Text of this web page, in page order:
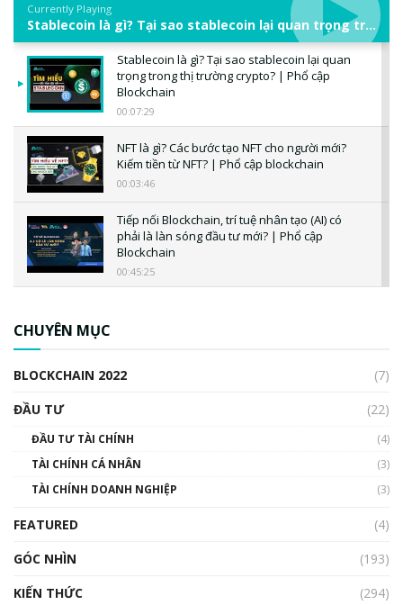
Currently Playing
Stablecoin là gì? Tại sao stablecoin lại quan trọng trong thị trường crypto? | Phổ cập Blockchain
Stablecoin là gì? Tại sao stablecoin lại quan
trọng trong thị trường crypto? | Phổ cập
Blockchain
00:07:29
NFT là gì? Các bước tạo NFT cho người mới?
Kiếm tiền từ NFT? | Phổ cập blockchain
00:03:46
Tiếp nối Blockchain, trí tuệ nhân tạo (AI) có
phải là làn sóng đầu tư mới? | Phổ cập
Blockchain
00:45:25
00:02:14
Nhìn lại năm 2022: Những sự kiện ảnh hưởng
đến hệ sinh thái tiền mã hoá | Phổ cập
CHUYÊN MỤC
BLOCKCHAIN 2022
(7)
ĐẦU TƯ
(22)
ĐẦU TƯ TÀI CHÍNH
(4)
TÀI CHÍNH CÁ NHÂN
(3)
TÀI CHÍNH DOANH NGHIỆP
(3)
FEATURED
(4)
GÓC NHÌN
(193)
KIẾN THỨC
(294)